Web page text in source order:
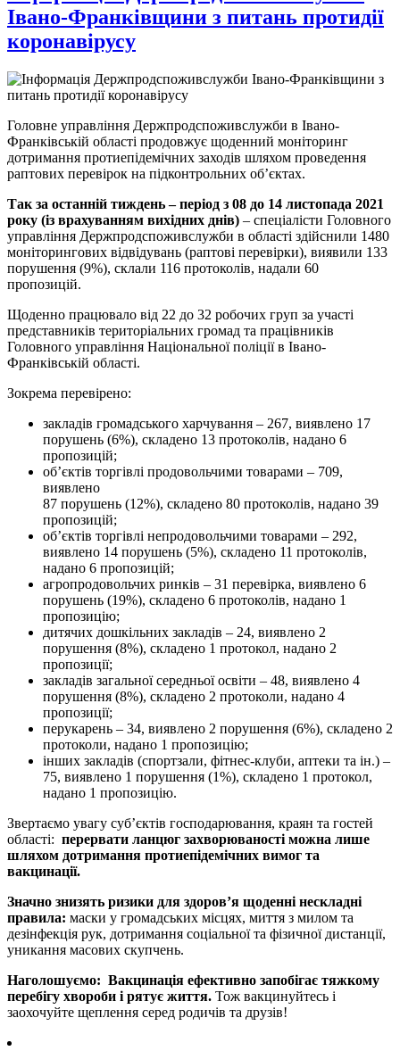
Івано-Франківщини з питань протидії
коронавірусу
Головне управління Держпродспоживслужби в Івано-
Франківській області продовжує щоденний моніторинг
дотримання протиепідемічних заходів шляхом проведення
раптових перевірок на підконтрольних об’єктах.
Так за останній тиждень – період з 08 до 14 листопада 2021
року (із врахуванням вихідних днів) – спеціалісти Головного
управління Держпродспоживслужби в області здійснили 1480
моніторингових відвідувань (раптові перевірки), виявили 133
порушення (9%), склали 116 протоколів, надали 60
пропозицій.
Щоденно працювало від 22 до 32 робочих груп за участі
представників територіальних громад та працівників
Головного управління Національної поліції в Івано-
Франківській області.
Зокрема перевірено:
закладів громадського харчування – 267, виявлено 17
порушень (6%), складено 13 протоколів, надано 6
пропозицій;
об’єктів торгівлі продовольчими товарами – 709,
виявлено
87 порушень (12%), складено 80 протоколів, надано 39
пропозицій;
об’єктів торгівлі непродовольчими товарами – 292,
виявлено 14 порушень (5%), складено 11 протоколів,
надано 6 пропозицій;
агропродовольчих ринків – 31 перевірка, виявлено 6
порушень (19%), складено 6 протоколів, надано 1
пропозицію;
дитячих дошкільних закладів – 24, виявлено 2
порушення (8%), складено 1 протокол, надано 2
пропозиції;
закладів загальної середньої освіти – 48, виявлено 4
порушення (8%), складено 2 протоколи, надано 4
пропозиції;
перукарень – 34, виявлено 2 порушення (6%), складено 2
протоколи, надано 1 пропозицію;
інших закладів (спортзали, фітнес-клуби, аптеки та ін.) –
75, виявлено 1 порушення (1%), складено 1 протокол,
надано 1 пропозицію.
Звертаємо увагу суб’єктів господарювання, краян та гостей
області: перервати ланцюг захворюваності можна лише
шляхом дотримання протиепідемічних вимог та
вакцинації.
Значно знизять ризики для здоров’я щоденні нескладні
правила: маски у громадських місцях, миття з милом та
дезінфекція рук, дотримання соціальної та фізичної дистанції,
уникання масових скупчень.
Наголошуємо: Вакцинація ефективно запобігає тяжкому
перебігу хвороби і рятує життя. Тож вакцинуйтесь і
заохочуйте щеплення серед родичів та друзів!